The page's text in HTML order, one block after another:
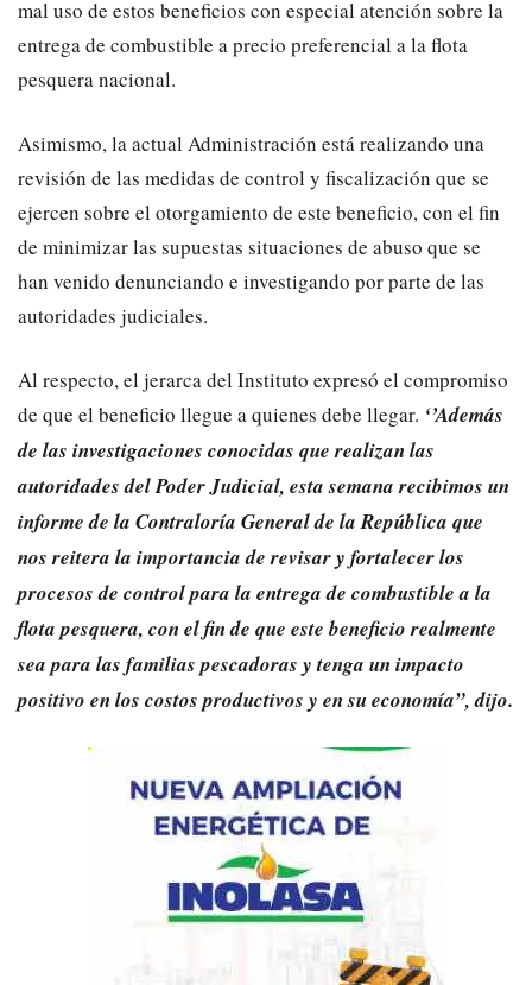
mal uso de estos beneficios con especial atención sobre la
entrega de combustible a precio preferencial a la flota
pesquera nacional.
Asimismo, la actual Administración está realizando una
revisión de las medidas de control y fiscalización que se
ejercen sobre el otorgamiento de este beneficio, con el fin
de minimizar las supuestas situaciones de abuso que se
han venido denunciando e investigando por parte de las
autoridades judiciales.
Al respecto, el jerarca del Instituto expresó el compromiso
de que el beneficio llegue a quienes debe llegar. ‘’Además
de las investigaciones conocidas que realizan las
autoridades del Poder Judicial, esta semana recibimos un
informe de la Contraloría General de la República que
nos reitera la importancia de revisar y fortalecer los
procesos de control para la entrega de combustible a la
flota pesquera, con el fin de que este beneficio realmente
sea para las familias pescadoras y tenga un impacto
positivo en los costos productivos y en su economía”, dijo.